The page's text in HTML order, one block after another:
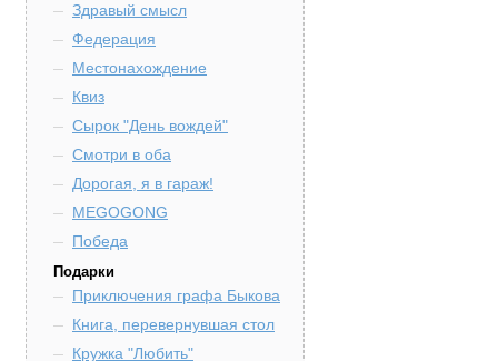
Здравый смысл
Федерация
Местонахождение
Квиз
Сырок "День вождей"
Смотри в оба
Дорогая, я в гараж!
MEGOGONG
Победа
Подарки
Приключения графа Быкова
Книга, перевернувшая стол
Кружка "Любить"